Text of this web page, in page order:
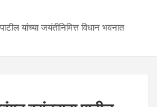
यांच्या जयंतीनिमित्त विधान भवनात